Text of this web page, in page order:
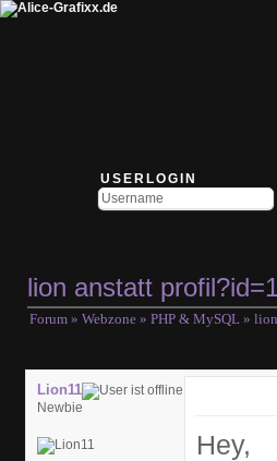
USERLOGIN
lion anstatt profil?id=1
Forum » Webzone » PHP & MySQL »
Lion11
Newbie
Hey,